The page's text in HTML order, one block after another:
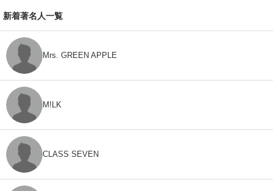
新着著名人一覧
Mrs. GREEN APPLE
M!LK
CLASS SEVEN